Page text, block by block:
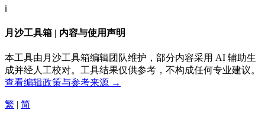
ℹ️
月沙工具箱 | 内容与使用声明
本工具由月沙工具箱编辑团队维护，部分内容采用 AI 辅助生
成并经人工校对。工具结果仅供参考，不构成任何专业建议。
查看编辑政策与参考来源 →
繁 简